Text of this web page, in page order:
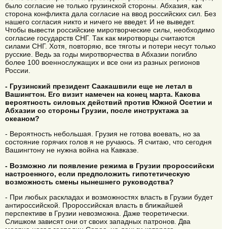
было согласие не только грузинской стороны. Абхазия, как
сторона конфликта дала согласие на ввод российских сил. Без
нашего согласия никто и ничего не введет. И не выведет.
Чтобы вывести российские миротворческие силы, необходимо
согласие государств СНГ. Так как миротворцы считаются
силами СНГ. Хотя, повторяю, все тяготы и потери несут только
русские. Ведь за годы миротворчества в Абхазии погибло
более 100 военнослужащих и все они из разных регионов
России.
- Грузинский президент Саакашвили еще не летал в
Вашингтон. Его визит намечен на конец марта. Какова
вероятность силовых действий против Южной Осетии и
Абхазии со стороны Грузии, после инструктажа за
океаном?
- Вероятность небольшая. Грузия не готова воевать, но за
состояние горячих голов я не ручаюсь. Я считаю, что сегодня
Вашингтону не нужна война на Кавказе.
- Возможно ли появление режима в Грузии пророссийски
настроенного, если предположить гипотетическую
возможность смены нынешнего руководства?
- При любых раскладах и возможностях власть в Грузии будет
антироссийской. Пророссийская власть в ближайшей
перспективе в Грузии невозможна. Даже теоретически.
Слишком зависят они от своих западных патронов. Два